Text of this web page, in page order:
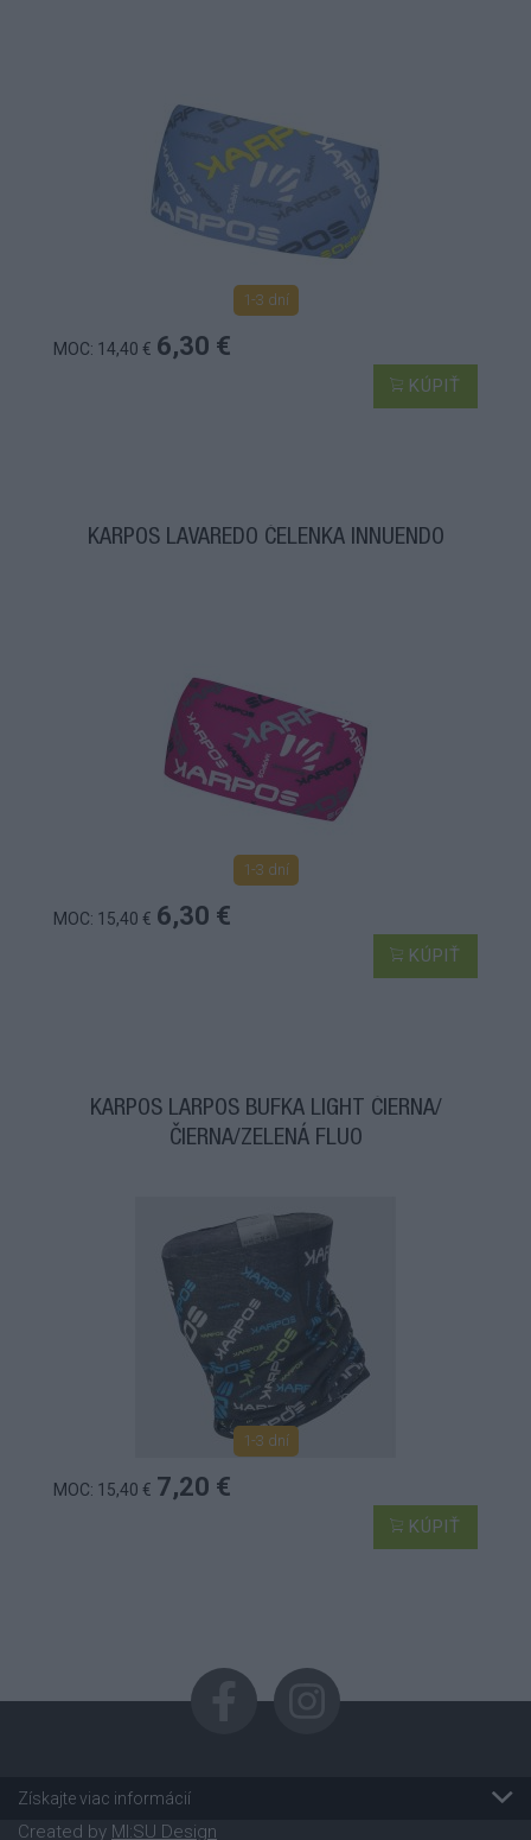
1-3 dní
MOC: 14,40 € 6,30 €
KÚPIŤ
KARPOS LAVAREDO ČELENKA INNUENDO
1-3 dní
MOC: 15,40 € 6,30 €
KÚPIŤ
KARPOS LARPOS BUFKA LIGHT ČIERNA/
ČIERNA/ZELENÁ FLUO
1-3 dní
MOC: 15,40 € 7,20 €
KÚPIŤ
Získajte viac informácií
Created by MI:SU Design